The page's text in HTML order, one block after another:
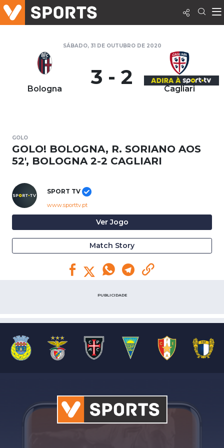
SÁBADO, 31 DE OUTUBRO DE 2020
Bologna 3 - 2 Cagliari
GOLO
GOLO! BOLOGNA, R. SORIANO AOS
52', BOLOGNA 2-2 CAGLIARI
SPORT TV
www.sporttv.pt
Ver Jogo
Match Story
PUBLICIDADE